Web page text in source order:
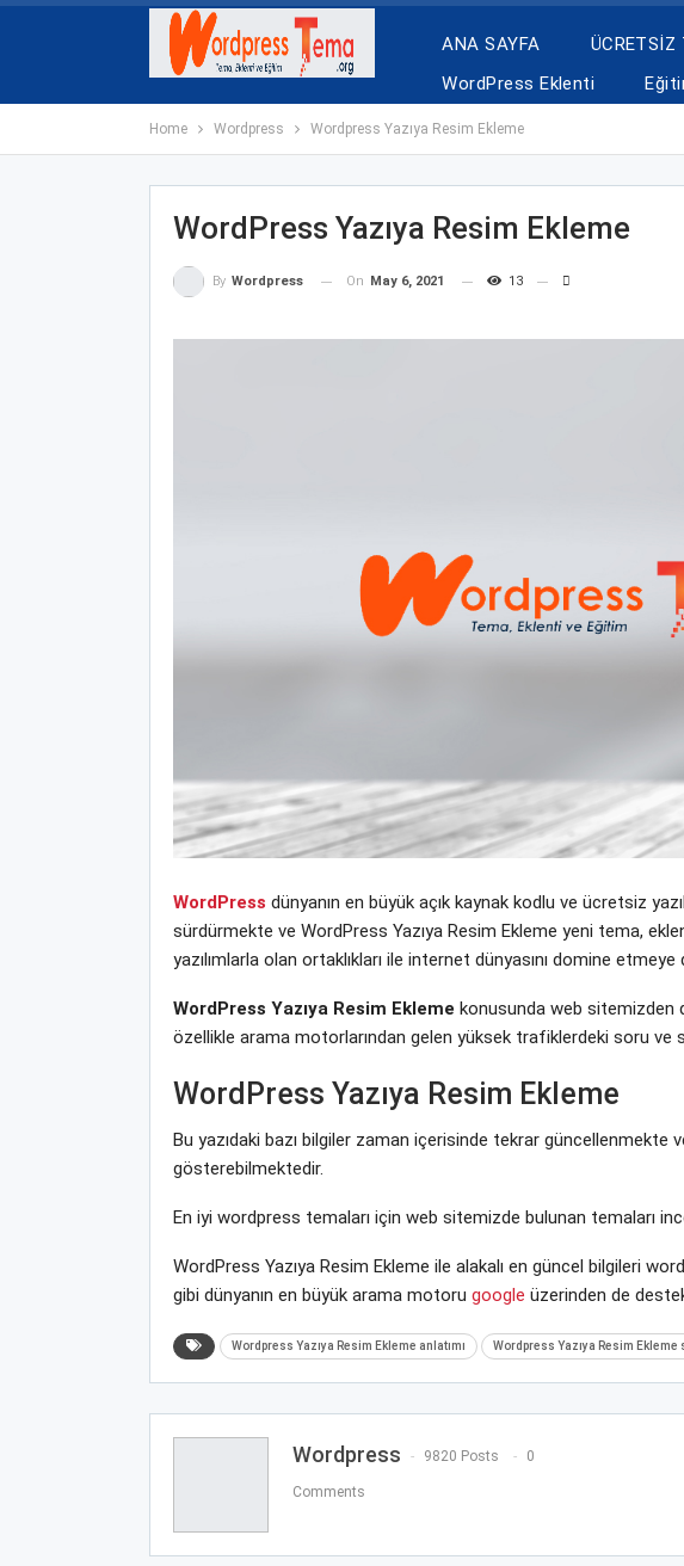
ANA SAYFA ÜCRETSİZ
WordPress Eklenti
Home Wordpress Wordpress Yazıya Resim Ekleme
WordPress Yazıya Resim Ekleme
By Wordpress On May 6, 2021 13
WordPress dünyanın en büyük açık kaynak kodlu ve ücretsiz
sürdürmekte ve WordPress Yazıya Resim Ekleme yeni tema,
yazılımlarla olan ortaklıkları ile internet dünyasını domine etmeye
WordPress Yazıya Resim Ekleme konusunda web sitemizden
özellikle arama motorlarından gelen yüksek trafiklerdeki soru ve
WordPress Yazıya Resim Ekleme
Bu yazıdaki bazı bilgiler zaman içerisinde tekrar
gösterebilmektedir.
En iyi wordpress temaları için web sitemizde bulunan temaları
WordPress Yazıya Resim Ekleme ile alakalı en güncel bilgileri
gibi dünyanın en büyük arama motoru google üzerinden de
Wordpress Yazıya Resim Ekleme anlatımı Wordpress Yazıya Resim Ekleme
Wordpress 9820 Posts 0
Comments